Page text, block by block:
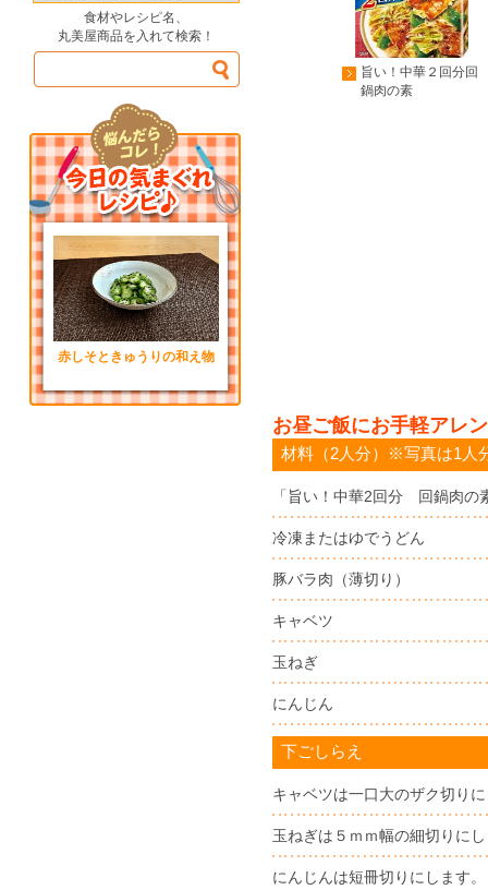
食材やレシピ名、
丸美屋商品を入れて検索！
赤しそときゅうりの和え物
旨い！中華２回分回
鍋肉の素
お昼ご飯にお手軽アレ
材料（2人分）※写真は1人
「旨い！中華2回分 回鍋肉の
冷凍またはゆでうどん
豚バラ肉（薄切り）
キャベツ
玉ねぎ
にんじん
下ごしらえ
キャベツは一口大のザク切り
玉ねぎは５ｍｍ幅の細切りに
にんじんは短冊切りにします。